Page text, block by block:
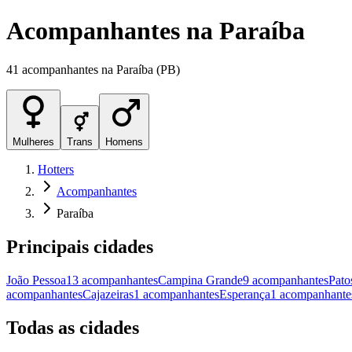
Acompanhantes na Paraíba
41 acompanhantes na Paraíba (PB)
Mulheres Trans Homens
Hotters
Acompanhantes
Paraíba
Principais cidades
João Pessoa13 acompanhantesCampina Grande9 acompanhantes
acompanhantesCajazeiras1 acompanhantesEsperança1
Todas as cidades